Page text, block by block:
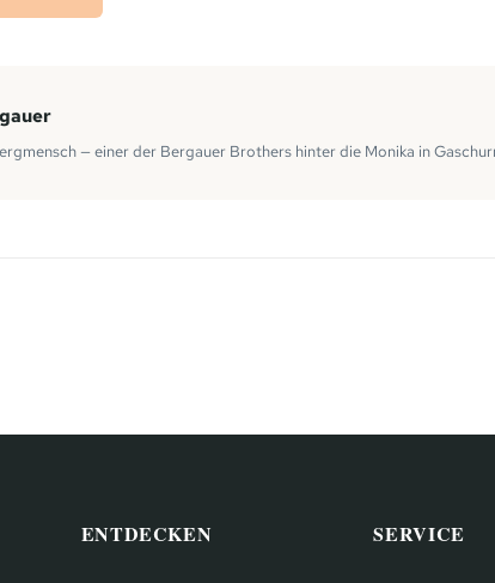
— einer der Bergauer Brothers hinter die Monika in
ENTDECKEN SERVICE